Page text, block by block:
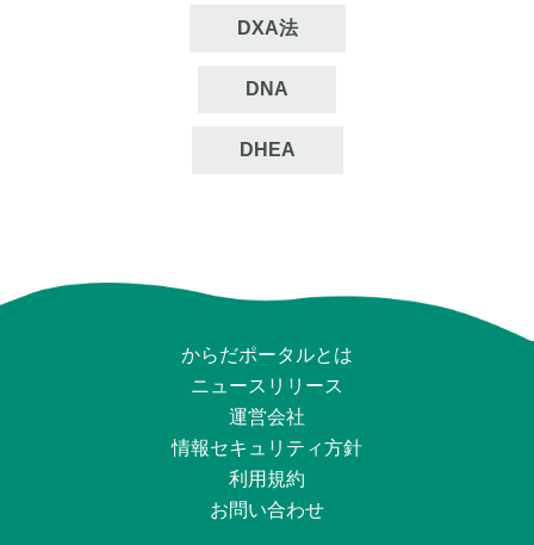
DXA法
DNA
DHEA
からだポータルとは
ニュースリリース
運営会社
情報セキュリティ⽅針
利用規約
お問い合わせ